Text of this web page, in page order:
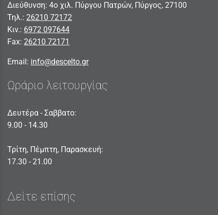
Διεύθυνση: 4ο χιλ. Πύργου Πατρών, Πύργος, 27100
Τηλ.: 26210 72172
Κιν.: 6972 097644
Fax: 26210 72171
Email: info@descelto.gr
Ωράριο λειτουργίας
Δευτέρα - Σαββατο:
9.00 - 14.30
Τρίτη, Πέμπτη, Παρασκευή:
17.30 - 21.00
Δείτε επίσης